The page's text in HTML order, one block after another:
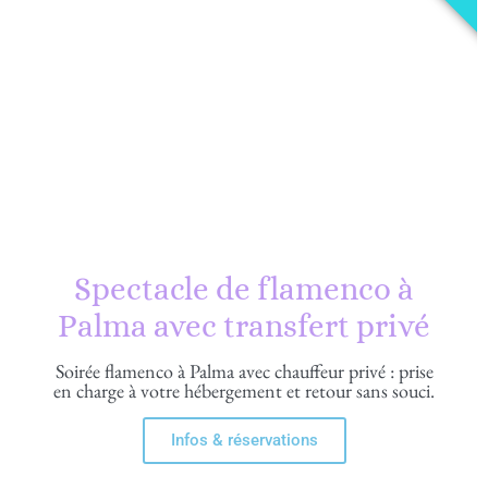
Spectacle de flamenco à
Palma avec transfert privé
Soirée flamenco à Palma avec chauffeur privé : prise
en charge à votre hébergement et retour sans souci.
Infos & réservations